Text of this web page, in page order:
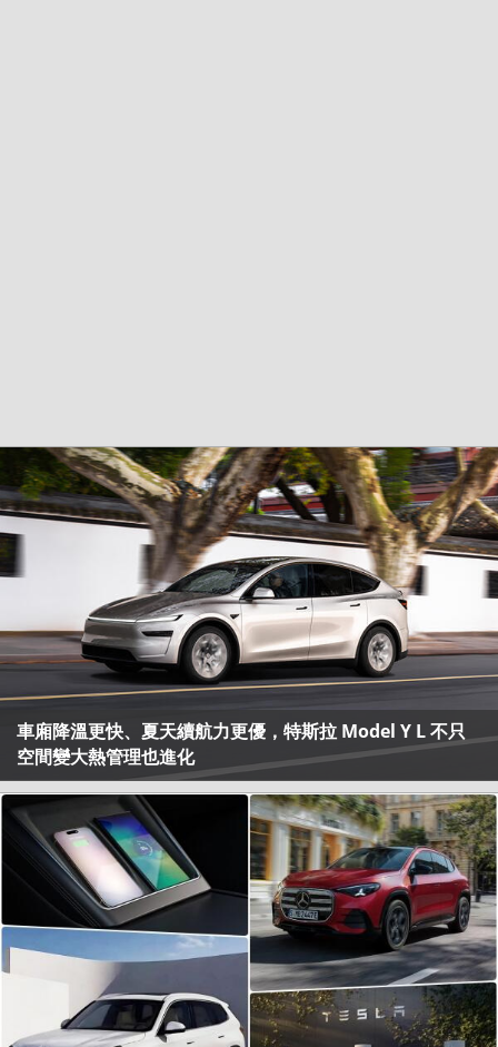
車廂降溫更快、夏天續航力更優，特斯拉 Model Y L 不只
空間變大熱管理也進化